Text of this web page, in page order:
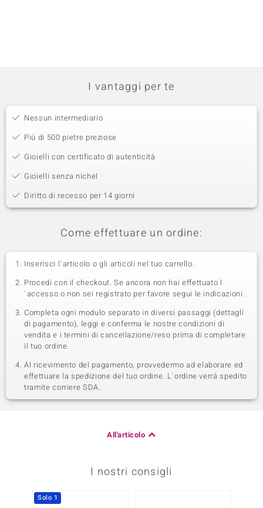
I vantaggi per te
Nessun intermediario
Più di 500 pietre preziose
Gioielli con certificato di autenticità
Gioielli senza nichel
Diritto di recesso per 14 giorni
Come effettuare un ordine:
Inserisci l´articolo o gli articoli nel tuo carrello.
Procedi con il checkout. Se ancora non hai effettuato l
´accesso o non sei registrato per favore segui le indicazioni.
Completa ogni modulo separato in diversi passaggi (dettagli
di pagamento), leggi e conferma le nostre condizioni di
vendita e i termini di cancellazione/reso prima di completare
il tuo ordine.
Al ricevimento del pagamento, provvedermo ad elaborare ed
effettuare la spedizione del tuo ordine. L´ordine verrá spedito
tramite corriere SDA.
All'articolo
I nostri consigli
Solo 1